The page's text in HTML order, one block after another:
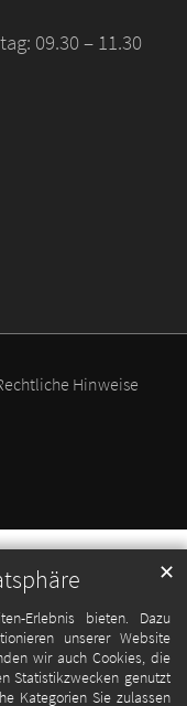
Erlebnis bieten. Dazu
unserer Website
wir auch Cookies, die
Statistikzwecken genutzt
Kategorien Sie zulassen
✕
09.30 – 11.30
Hinweise